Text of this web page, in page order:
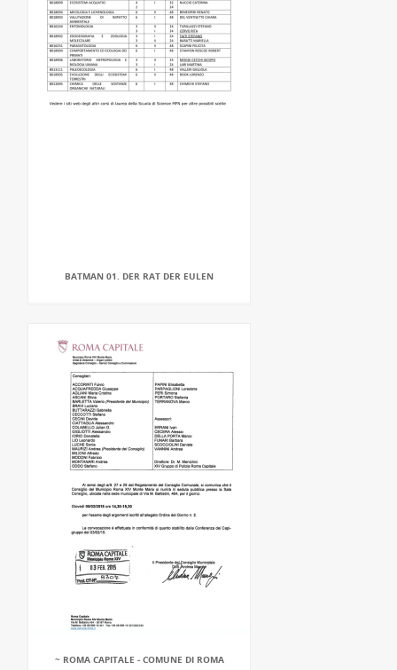
BATMAN 01. DER RAT DER EULEN
~ ROMA CAPITALE - COMUNE DI ROMA